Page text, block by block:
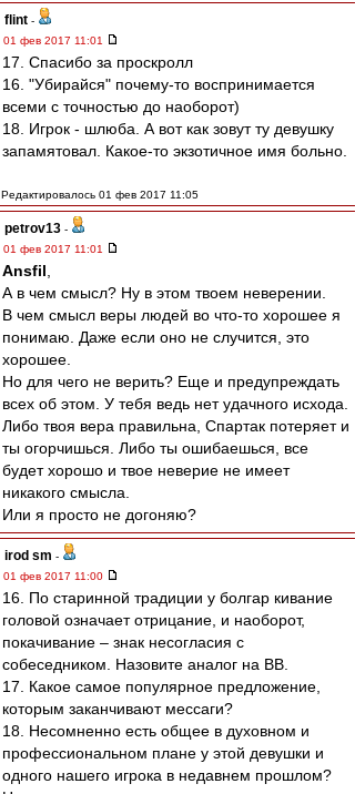
flint -
01 фев 2017 11:01
17. Спасибо за проскролл
16. "Убирайся" почему-то воспринимается
всеми с точностью до наоборот)
18. Игрок - шлюба. А вот как зовут ту девушку
запамятовал. Какое-то экзотичное имя больно.
Редактировалось 01 фев 2017 11:05
petrov13 -
01 фев 2017 11:01
Ansfil
А в чем смысл? Ну в этом твоем неверении.
В чем смысл веры людей во что-то хорошее я
понимаю. Даже если оно не случится, это
хорошее.
Но для чего не верить? Еще и предупреждать
всех об этом. У тебя ведь нет удачного исхода.
Либо твоя вера правильна, Спартак потеряет и
ты огорчишься. Либо ты ошибаешься, все
будет хорошо и твое неверие не имеет
никакого смысла.
Или я просто не догоняю?
irod sm -
01 фев 2017 11:00
16. По старинной традиции у болгар кивание
головой означает отрицание, и наоборот,
покачивание – знак несогласия с
собеседником. Назовите аналог на ВВ.
17. Какое самое популярное предложение,
которым заканчивают мессаги?
18. Несомненно есть общее в духовном и
профессиональном плане у этой девушки и
одного нашего игрока в недавнем прошлом?